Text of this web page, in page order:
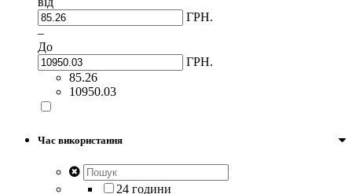
ГРН.
–
До
ГРН.
85.26
10950.03
Час використання
24 години